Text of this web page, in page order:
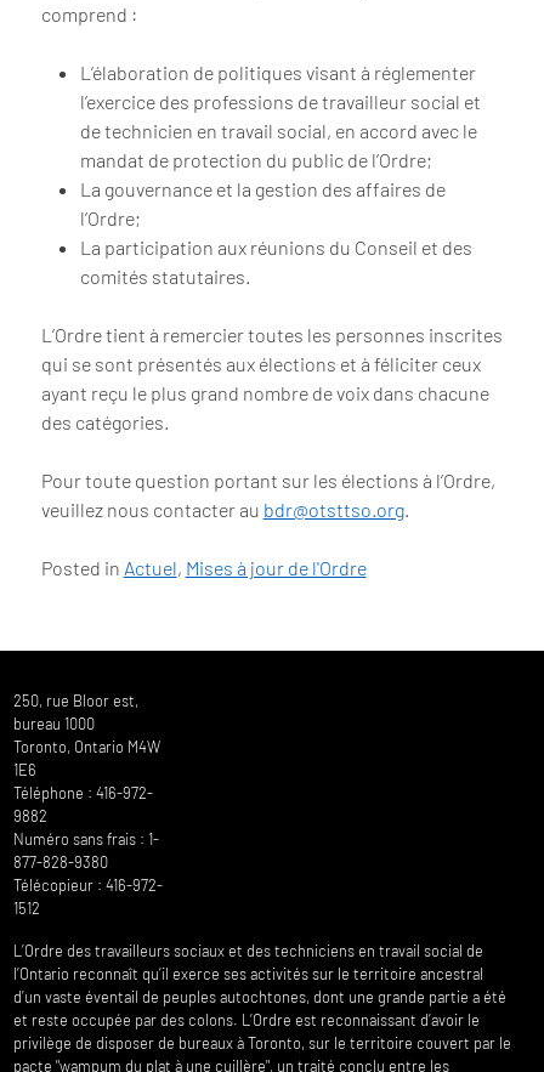
comprend :
L’élaboration de politiques visant à réglementer
l’exercice des professions de travailleur social et
de technicien en travail social, en accord avec le
mandat de protection du public de l’Ordre;
La gouvernance et la gestion des affaires de
l’Ordre;
La participation aux réunions du Conseil et des
comités statutaires.
L’Ordre tient à remercier toutes les personnes inscrites
qui se sont présentés aux élections et à féliciter ceux
ayant reçu le plus grand nombre de voix dans chacune
des catégories.
Pour toute question portant sur les élections à l’Ordre,
veuillez nous contacter au bdr@otsttso.org.
Posted in Actuel, Mises à jour de l'Ordre
250, rue Bloor est,
bureau 1000
Toronto, Ontario M4W
1E6
Téléphone : 416-972-
9882
Numéro sans frais : 1-
877-828-9380
Télécopieur : 416-972-
1512
L’Ordre des travailleurs sociaux et des techniciens en travail social de
l’Ontario reconnaît qu’il exerce ses activités sur le territoire ancestral
d’un vaste éventail de peuples autochtones, dont une grande partie a été
et reste occupée par des colons. L’Ordre est reconnaissant d’avoir le
privilège de disposer de bureaux à Toronto, sur le territoire couvert par le
pacte "wampum du plat à une cuillère", un traité conclu entre les